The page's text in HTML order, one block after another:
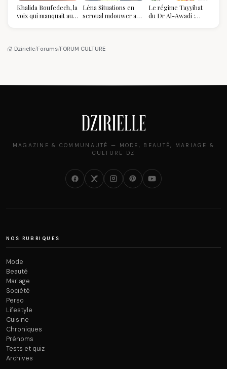
Khalida Boufedech, la
voix qui manquait au
Léna Situations en
seroual mdouwer au
pièce mode de l'été
Le régime Tayyibat
du Dr Al-Awadi :
Dzirielle/Forums/FORUM CULTURE
MAGAZINE & COMMUNAUTÉ — MODE, BEAUTÉ, MARIAGE &
CULTURE DZ
NOS RUBRIQUES
Mode
Beauté
Mariage
Société
Perso
Lifestyle
Cuisine
Chroniques
Prénoms
Tests et quiz
Archives